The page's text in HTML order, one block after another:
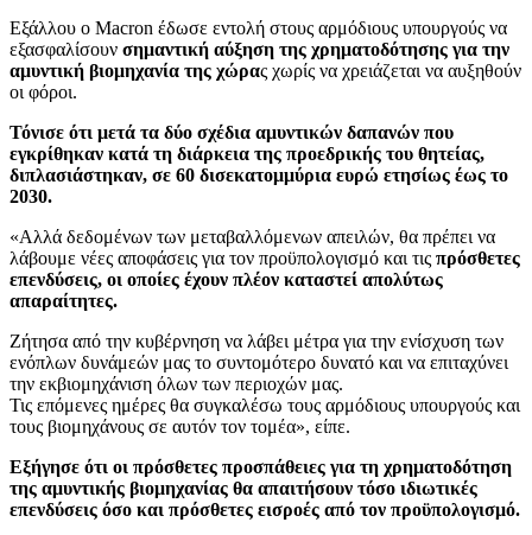
Εξάλλου ο Macron έδωσε εντολή στους αρμόδιους υπουργούς να
εξασφαλίσουν σημαντική αύξηση της χρηματοδότησης για την
αμυντική βιομηχανία της χώρας χωρίς να χρειάζεται να αυξηθούν
οι φόροι.
Τόνισε ότι μετά τα δύο σχέδια αμυντικών δαπανών που
εγκρίθηκαν κατά τη διάρκεια της προεδρικής του θητείας,
διπλασιάστηκαν, σε 60 δισεκατομμύρια ευρώ ετησίως έως το
2030.
«Αλλά δεδομένων των μεταβαλλόμενων απειλών, θα πρέπει να
λάβουμε νέες αποφάσεις για τον προϋπολογισμό και τις πρόσθετες
επενδύσεις, οι οποίες έχουν πλέον καταστεί απολύτως
απαραίτητες.
Ζήτησα από την κυβέρνηση να λάβει μέτρα για την ενίσχυση των
ενόπλων δυνάμεών μας το συντομότερο δυνατό και να επιταχύνει
την εκβιομηχάνιση όλων των περιοχών μας.
Τις επόμενες ημέρες θα συγκαλέσω τους αρμόδιους υπουργούς και
τους βιομηχάνους σε αυτόν τον τομέα», είπε.
Εξήγησε ότι οι πρόσθετες προσπάθειες για τη χρηματοδότηση
της αμυντικής βιομηχανίας θα απαιτήσουν τόσο ιδιωτικές
επενδύσεις όσο και πρόσθετες εισροές από τον προϋπολογισμό.